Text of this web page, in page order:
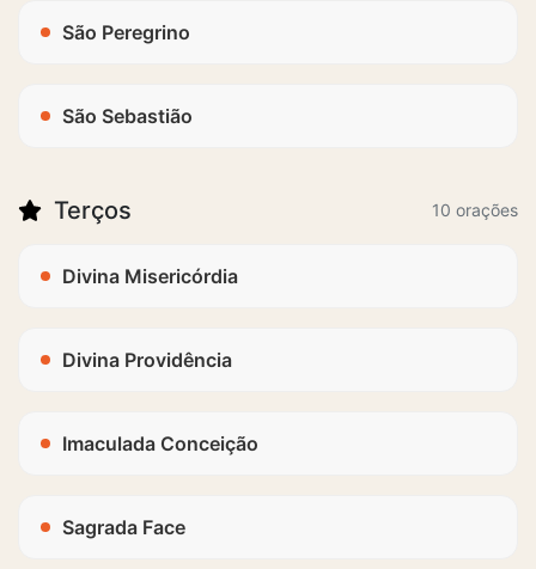
São Peregrino
São Sebastião
Terços 10 orações
Divina Misericórdia
Divina Providência
Imaculada Conceição
Sagrada Face